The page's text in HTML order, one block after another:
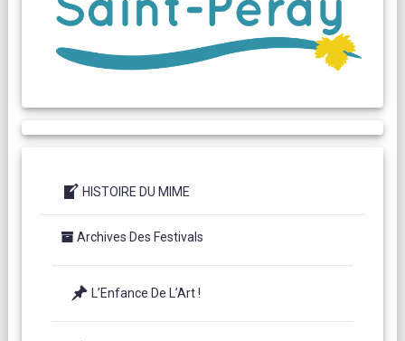
HISTOIRE DU MIME
Archives Des Festivals
L’Enfance De L’Art !